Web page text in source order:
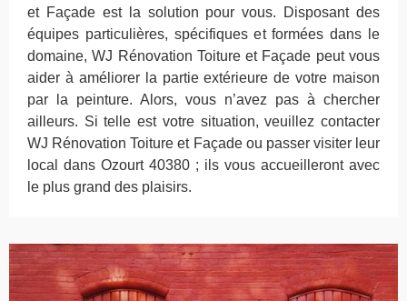
et Façade est la solution pour vous. Disposant des
équipes particulières, spécifiques et formées dans le
domaine, WJ Rénovation Toiture et Façade peut vous
aider à améliorer la partie extérieure de votre maison
par la peinture. Alors, vous n’avez pas à chercher
ailleurs. Si telle est votre situation, veuillez contacter
WJ Rénovation Toiture et Façade ou passer visiter leur
local dans Ozourt 40380 ; ils vous accueilleront avec
le plus grand des plaisirs.